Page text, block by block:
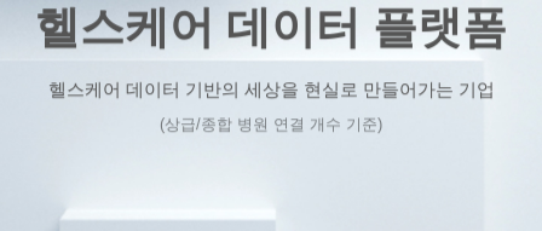
헬스케어 데이터 플랫폼
헬스케어 데이터 기반의 세상을 현실로 만들어가는 기업
(상급/종합 병원 연결 개수 기준)